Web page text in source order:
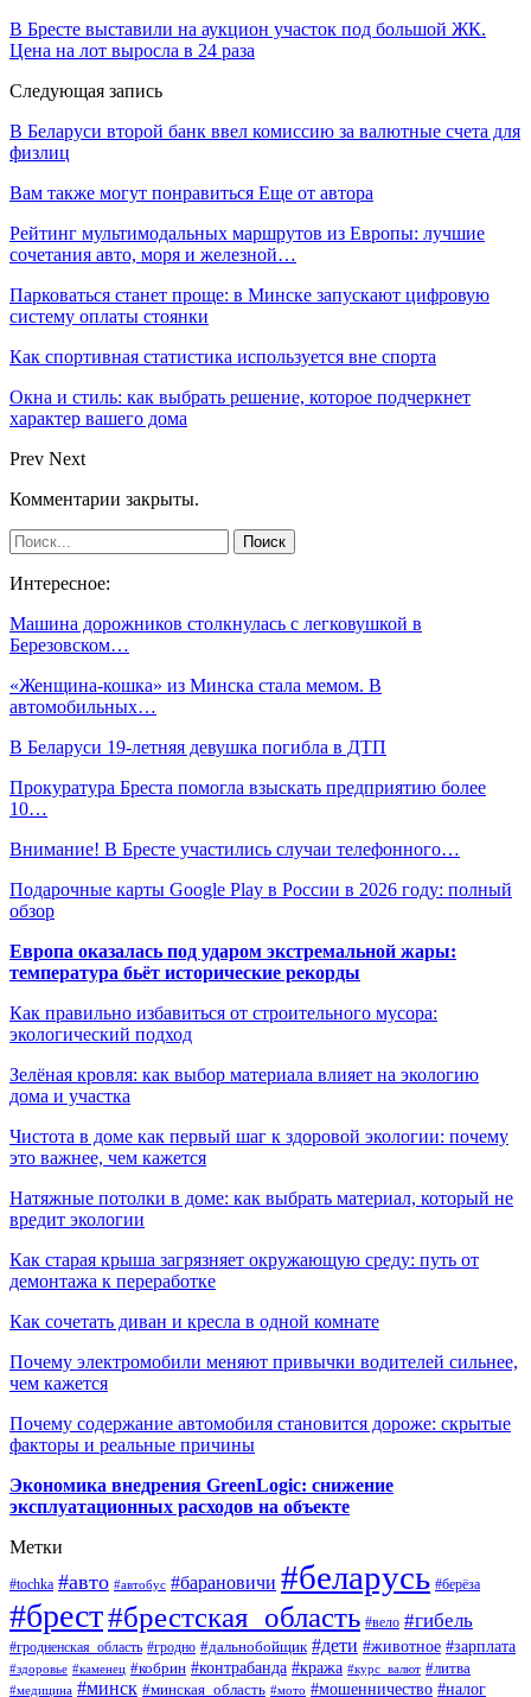
В Бресте выставили на аукцион участок под большой ЖК.
Цена на лот выросла в 24 раза
Следующая запись
В Беларуси второй банк ввел комиссию за валютные счета для
физлиц
Вам также могут понравиться Еще от автора
Рейтинг мультимодальных маршрутов из Европы: лучшие
сочетания авто, моря и железной…
Парковаться станет проще: в Минске запускают цифровую
систему оплаты стоянки
Как спортивная статистика используется вне спорта
Окна и стиль: как выбрать решение, которое подчеркнет
характер вашего дома
Prev Next
Комментарии закрыты.
Интересное:
Машина дорожников столкнулась с легковушкой в
Березовском…
«Женщина-кошка» из Минска стала мемом. В
автомобильных…
В Беларуси 19-летняя девушка погибла в ДТП
Прокуратура Бреста помогла взыскать предприятию более
10…
Внимание! В Бресте участились случаи телефонного…
Подарочные карты Google Play в России в 2026 году: полный
обзор
Европа оказалась под ударом экстремальной жары:
температура бьёт исторические рекорды
Как правильно избавиться от строительного мусора:
экологический подход
Зелёная кровля: как выбор материала влияет на экологию
дома и участка
Чистота в доме как первый шаг к здоровой экологии: почему
это важнее, чем кажется
Натяжные потолки в доме: как выбрать материал, который не
вредит экологии
Как старая крыша загрязняет окружающую среду: путь от
демонтажа к переработке
Как сочетать диван и кресла в одной комнате
Почему электромобили меняют привычки водителей сильнее,
чем кажется
Почему содержание автомобиля становится дороже: скрытые
факторы и реальные причины
Экономика внедрения GreenLogic: снижение
эксплуатационных расходов на объекте
Метки
#tochka #авто #автобус #барановичи #беларусь #берёза
#брест#брестская_область #вело #гибель
#гродненская_область #гродно #дальнобойщик #дети #животное #зарплата
#здоровье #каменец #кобрин #контрабанда #кража #курс_валют #литва
#медицина #минск #минская_область #мото #мошенничество #налог